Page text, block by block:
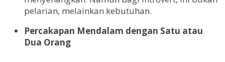
pelarian, melainkan kebutuhan.
Percakapan Mendalam dengan Satu atau
Dua Orang